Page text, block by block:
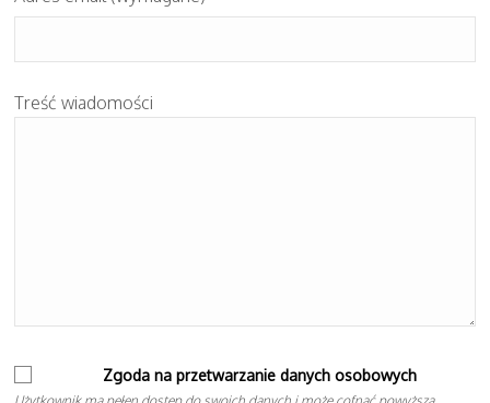
Treść wiadomości
Zgoda na przetwarzanie danych osobowych